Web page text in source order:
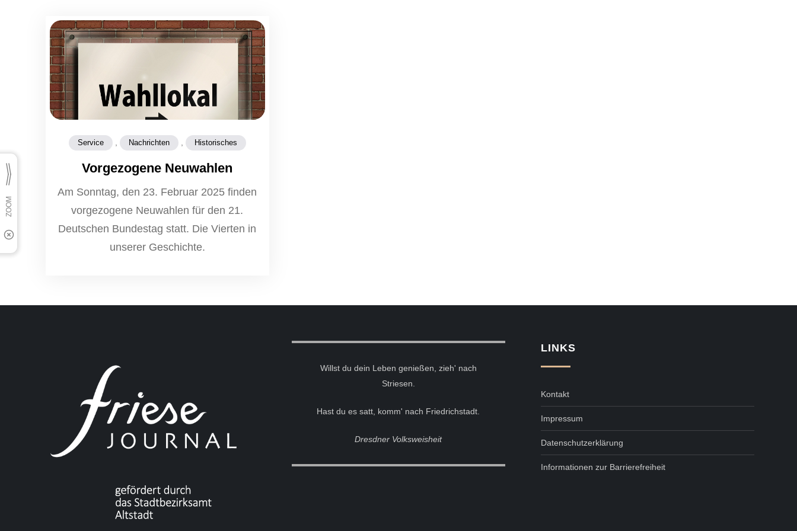
Service , Nachrichten , Historisches
Vorgezogene Neuwahlen
Am Sonntag, den 23. Februar 2025 finden
vorgezogene Neuwahlen für den 21.
Deutschen Bundestag statt. Die Vierten in
unserer Geschichte.
Willst du dein Leben genießen, zieh' nach
Striesen.
Hast du es satt, komm' nach Friedrichstadt.
Dresdner Volksweisheit
LINKS
Kontakt
Impressum
Datenschutzerklärung
Informationen zur Barrierefreiheit